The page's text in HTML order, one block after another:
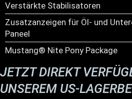
Verstärkte Stabilisatoren
Zusatzanzeigen für Öl- und
Paneel
Mustang® Nite Pony Package
JETZT DIREKT
UNSEREM US-